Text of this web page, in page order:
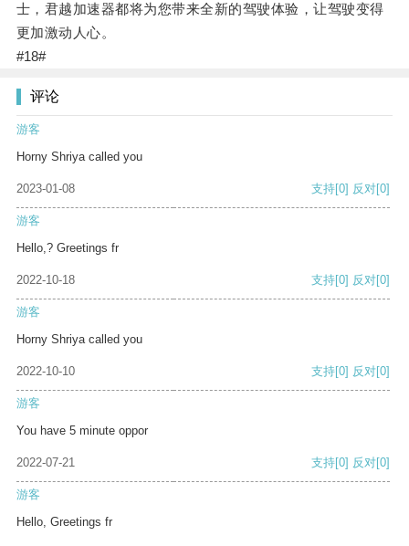
士，君越加速器都将为您带来全新的驾驶体验，让驾驶变得
更加激动人心。
#18#
评论
游客
Horny Shriya called you
2023-01-08 支持[0] 反对[0]
游客
Hello,? Greetings fr
2022-10-18 支持[0] 反对[0]
游客
Horny Shriya called you
2022-10-10 支持[0] 反对[0]
游客
You have 5 minute oppor
2022-07-21 支持[0] 反对[0]
游客
Hello, Greetings fr